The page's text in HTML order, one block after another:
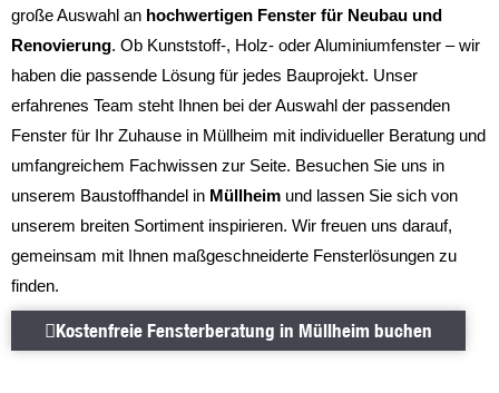
große Auswahl an hochwertigen Fenster für Neubau und
Renovierung. Ob Kunststoff-, Holz- oder Aluminiumfenster – wir
haben die passende Lösung für jedes Bauprojekt. Unser
erfahrenes Team steht Ihnen bei der Auswahl der passenden
Fenster für Ihr Zuhause in Müllheim mit individueller Beratung und
umfangreichem Fachwissen zur Seite. Besuchen Sie uns in
unserem Baustoffhandel in Müllheim und lassen Sie sich von
unserem breiten Sortiment inspirieren. Wir freuen uns darauf,
gemeinsam mit Ihnen maßgeschneiderte Fensterlösungen zu
finden.
Kostenfreie Fensterberatung in Müllheim buchen
Kostenfreie Fensterberatung in